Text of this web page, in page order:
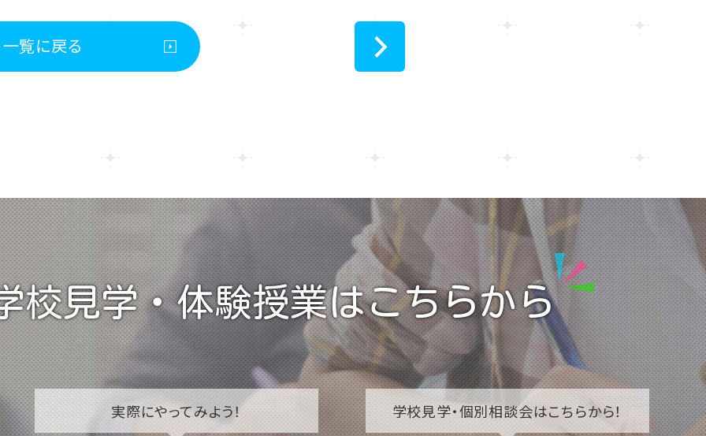
一覧に戻る
校見学・体験授業はこちらから
実際にやってみよう！ 学校見学・個別相談会はこちらから！